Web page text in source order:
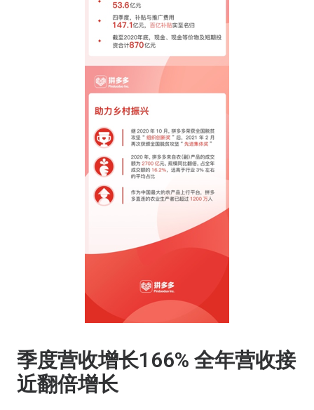
季度营收增长166% 全年营收接
近翻倍增长